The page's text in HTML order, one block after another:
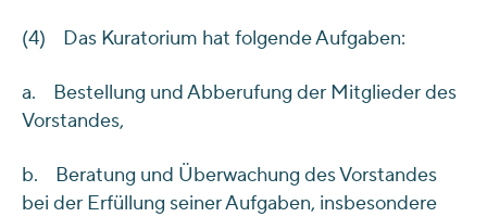
(4) Das Kuratorium hat folgende Aufgaben:
a. Bestellung und Abberufung der Mitglieder des
Vorstandes,
b. Beratung und Überwachung des Vorstandes
bei der Erfüllung seiner Aufgaben, insbesondere